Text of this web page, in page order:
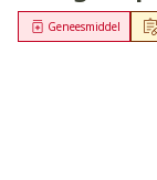
Geneesmiddel